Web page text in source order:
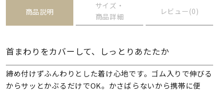
商品説明
サイズ・
商品詳細
レビュー(0)
首まわりをカバーして、しっとりあたたか
締め付けずふんわりとした着け心地です。ゴム入りで伸びる
からサッとかぶるだけでOK。かさばらないから携帯に便